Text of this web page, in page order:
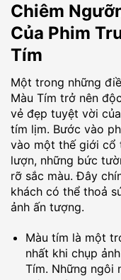
Chiêm
Của Phim
Tím
Một trong những
Màu Tím trở nên
vẻ đẹp tuyệt vời
tím lịm. Bước vào
vào một thế giới cổ
lượn, những bức
rỡ sắc màu. Đây
khách có thể thoả
ảnh ấn tượng.
Màu tím là một
nhất khi chụp
Tím. Những ngôi